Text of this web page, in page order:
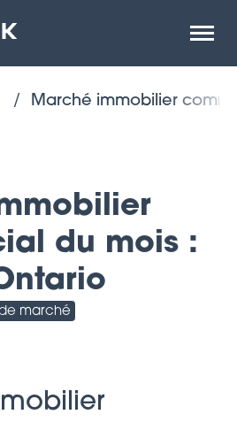
la
site
Marché immobilier
du mois :
marché